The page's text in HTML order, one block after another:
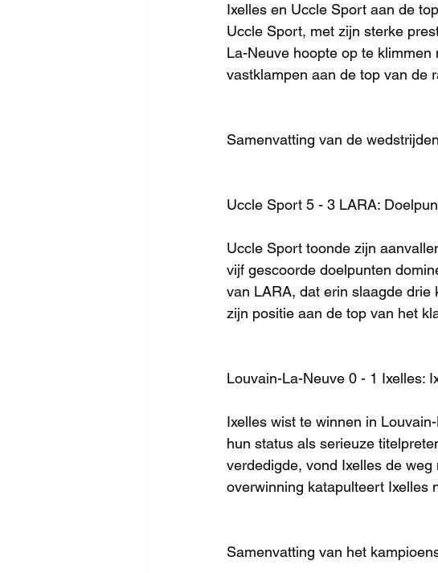
Ixelles en Uccle Sport aan de
Uccle Sport, met zijn sterke
La-Neuve hoopte op te
vastklampen aan de top van de
Samenvatting van de
Uccle Sport 5 - 3 LARA:
Uccle Sport toonde zijn
vijf gescoorde doelpunten
van LARA, dat erin slaagde
zijn positie aan de top van het
Louvain-La-Neuve 0 - 1 Ixelles:
Ixelles wist te winnen in
hun status als serieuze
verdedigde, vond Ixelles de
overwinning katapulteert Ixelles
Samenvatting van het